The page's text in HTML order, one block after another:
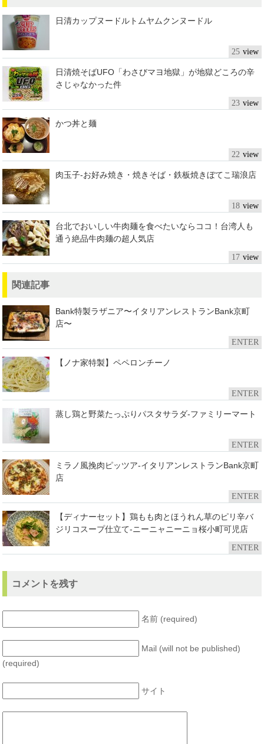
日清カップヌードルトムヤムクンヌードル
25
日清焼そばUFO「わさびマヨ地獄」が地獄どころの辛
さじゃなかった件
23
かつ丼と麺
22
肉玉子-お好み焼き・焼きそば・鉄板焼きぼてこ瑞浪店
18
台北でおいしい牛肉麺を食べたいならココ！台湾人も
通う絶品牛肉麺の超人気店
17
関連記事
Bank特製ラザニア〜イタリアンレストランBank京町
店〜
ENTER
【ノナ家特製】ペペロンチーノ
ENTER
蒸し鶏と野菜たっぷりパスタサラダ-ファミリーマート
ENTER
ミラノ風挽肉ピッツア-イタリアンレストランBank京町
店
ENTER
【ディナーセット】鶏もも肉とほうれん草のピリ辛バ
ジリコスープ仕立て-ニーニャニーニョ桜小町可児店
ENTER
コメントを残す
名前 (required)
Mail (will not be published)
(required)
サイト